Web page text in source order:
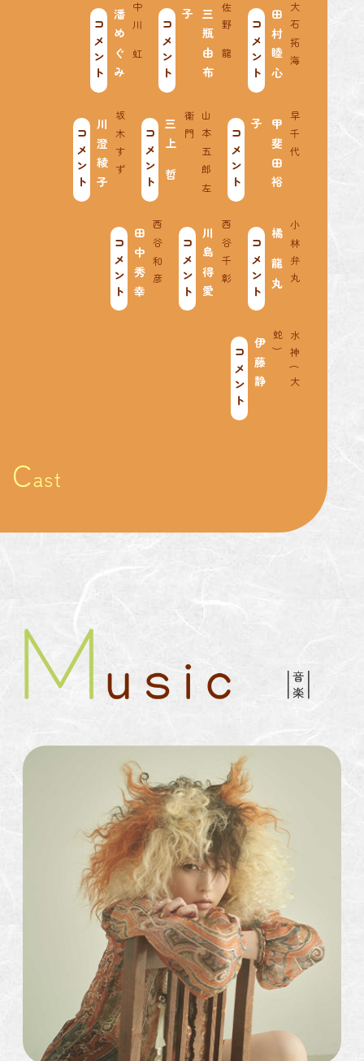
Cast
大石拓海
田村睦心
コメント
佐野 龍
三
瓶
由
布
子
コメント
中川 虹
潘めぐみ
コメント
早千代
甲
斐
田
裕
子
コメント
山
本
五
郎
左
衛
門
三上 哲
コメント
坂木すず
川澄綾子
コメント
小林弁丸
橘 龍丸
コメント
西谷千彰
川島得愛
コメント
西谷和彦
田中秀幸
コメント
水
神
(
大
蛇
)
伊藤静
コメント